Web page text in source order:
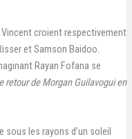
croient respectivement
et Samson Baidoo.
Rayan Fofana se
retour de Morgan Guilavogui en
les rayons d’un soleil